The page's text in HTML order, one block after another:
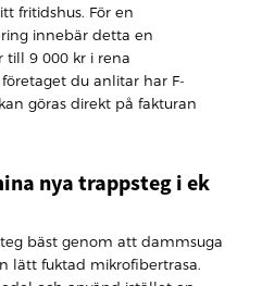
fritidshus. För en
innebär detta en
till 9 000 kr i rena
du anlitar har F-
göras direkt på fakturan
nya trappsteg i ek
bäst genom att dammsuga
lätt fuktad mikrofibertrasa.